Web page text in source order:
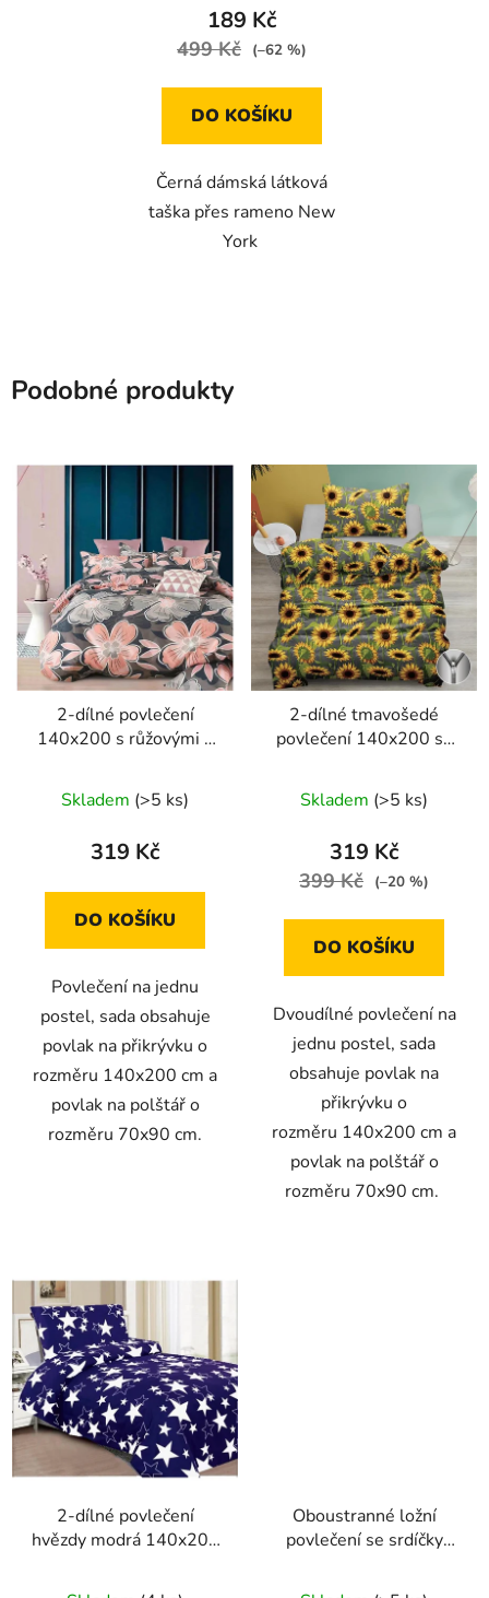
189 Kč
499 Kč (–62 %)
DO KOŠÍKU
Černá dámská látková
taška přes rameno New
York
Podobné produkty
2-dílné povlečení
140x200 s růžovými a
tmavošedém podladu
Skladem (>5 ks)
319 Kč
DO KOŠÍKU
Povlečení na jednu
postel, sada obsahuje
povlak na přikrývku o
rozměru 140x200 cm a
povlak na polštář o
rozměru 70x90 cm.
2-dílné tmavošedé
povlečení 140x200 se
Skladem (>5 ks)
319 Kč
399 Kč (–20 %)
DO KOŠÍKU
Dvoudílné povlečení na
jednu postel, sada
obsahuje povlak na
přikrývku o
rozměru 140x200 cm a
povlak na polštář o
rozměru 70x90 cm.
2-dílné povlečení
hvězdy modrá 140x200
Oboustranné ložní
povlečení se srdíčky
cm / 70 × 90 cm